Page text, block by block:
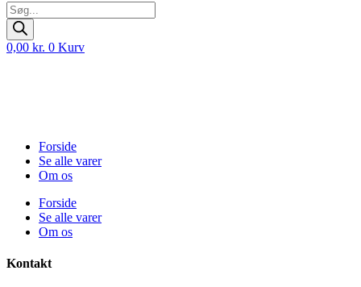
Products
search
0,00 kr. 0 Kurv
Forside
Se alle varer
Om os
Forside
Se alle varer
Om os
Kontakt